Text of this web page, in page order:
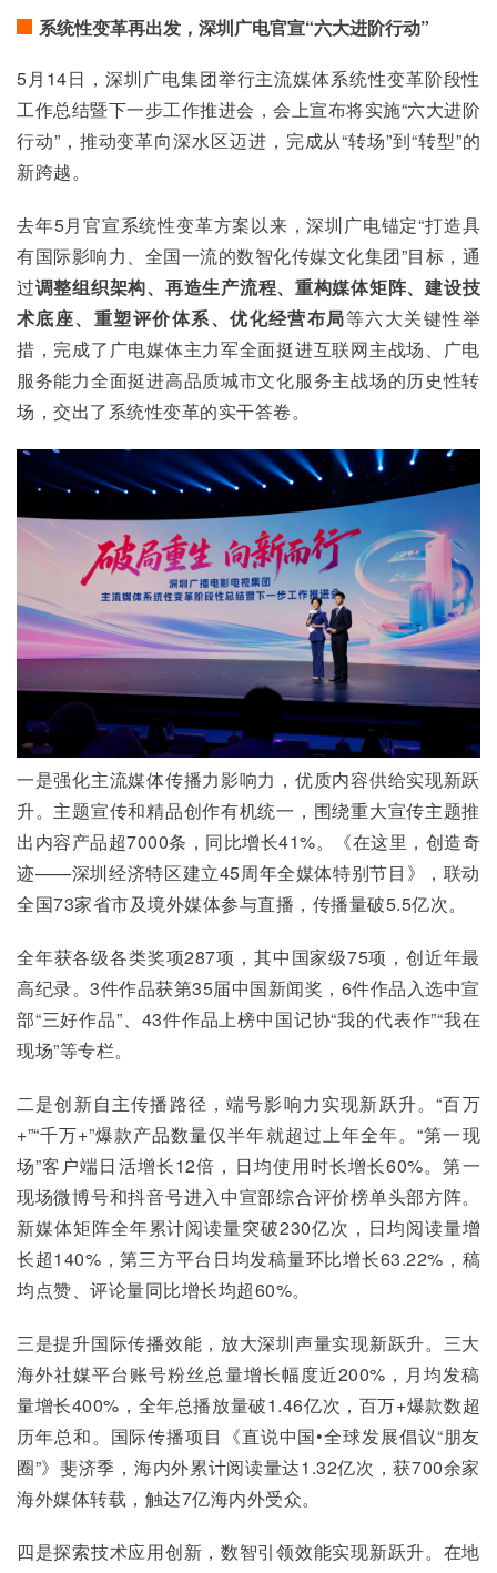
系统性变革再出发，深圳广电官宣“六大进阶行动”
5月14日，深圳广电集团举行主流媒体系统性变革阶段性
工作总结暨下一步工作推进会，会上宣布将实施“六大进阶
行动”，推动变革向深水区迈进，完成从“转场”到“转型”的
新跨越。
去年5月官宣系统性变革方案以来，深圳广电锚定“打造具
有国际影响力、全国一流的数智化传媒文化集团”目标，通
过调整组织架构、 再造生产流程、 重构媒体矩阵、建设技
术底座、 重塑评价体系、优化经营布局等六大关键性举
措，完成了广电媒体主力军全面挺进互联网主战场、广电
服务能力全面挺进高品质城市文化服务主战场的历史性转
场，交出了系统性变革的实干答卷。
一是强化主流媒体传播力影响力，优质内容供给实现新跃
升。主题宣传和精品创作有机统一，围绕重大宣传主题推
出内容产品超7000条，同比增长41%。《在这里，创造奇
迹——深圳经济特区建立45周年全媒体特别节目》，联动
全国73家省市及境外媒体参与直播，传播量破5.5亿次。
全年获各级各类奖项287项，其中国家级75项，创近年最
高纪录。3件作品获第35届中国新闻奖，6件作品入选中宣
部“三好作品”、43件作品上榜中国记协“我的代表作”“我在
现场”等专栏。
二是创新自主传播路径，端号影响力实现新跃升。“百万
+”“千万+”爆款产品数量仅半年就超过上年全年。“第一现
场”客户端日活增长12倍，日均使用时长增长60%。第一
现场微博号和抖音号进入中宣部综合评价榜单头部方阵。
新媒体矩阵全年累计阅读量突破230亿次，日均阅读量增
长超140%，第三方平台日均发稿量环比增长63.22%，稿
均点赞、评论量同比增长均超60%。
三是提升国际传播效能，放大深圳声量实现新跃升。三大
海外社媒平台账号粉丝总量增长幅度近200%，月均发稿
量增长400%，全年总播放量破1.46亿次，百万+爆款数超
历年总和。国际传播项目《直说中国•全球发展倡议“朋友
圈”》斐济季，海内外累计阅读量达1.32亿次，获700余家
海外媒体转载，触达7亿海内外受众。
四是探索技术应用创新，数智引领效能实现新跃升。在地